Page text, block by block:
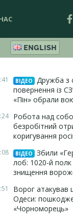
ENGLISH
ВІДЕО
Дружба з
повернення із
«Пін» обрали
Робота над
безробітний
коригування
ВІДЕО
Збили
лоб: 1020-й полк
знищення
Ворог атакував
Одеси:
«Чорноморець»